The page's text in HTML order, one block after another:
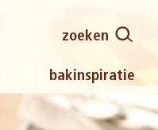
bakinspiratie
zoeken